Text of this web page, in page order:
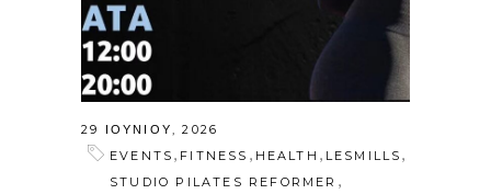
29 ΙΟΥΝΊΟΥ, 2026
EVENTS , FITNESS , HEALTH , LESMILLS ,
STUDIO PILATES REFORMER ,